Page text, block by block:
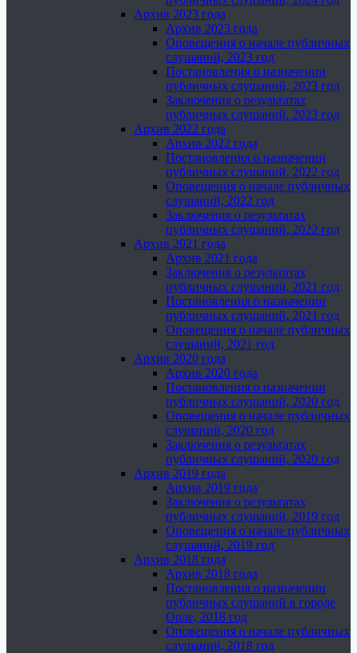
Архив 2023 года
Архив 2023 года
Оповещения о начале публичных
слушаний, 2023 год
Постановления о назначении
публичных слушаний, 2023 год
Заключения о результатах
публичных слушаний, 2023 год
Архив 2022 года
Архив 2022 года
Постановления о назначении
публичных слушаний, 2022 год
Оповещения о начале публичных
слушаний, 2022 год
Заключения о результатах
публичных слушаний, 2022 год
Архив 2021 года
Архив 2021 года
Заключения о результатах
публичных слушаний, 2021 год
Постановления о назначении
публичных слушаний, 2021 год
Оповещения о начале публичных
слушаний, 2021 год
Архив 2020 года
Архив 2020 года
Постановления о назначении
публичных слушаний, 2020 год
Оповещения о начале публичных
слушаний, 2020 год
Заключения о результатах
публичных слушаний, 2020 год
Архив 2019 года
Архив 2019 года
Заключения о результатах
публичных слушаний, 2019 год
Оповещения о начале публичных
слушаний, 2019 год
Архив 2018 года
Архив 2018 года
Постановления о назначении
публичных слушаний в городе
Орле, 2018 год
Оповещения о начале публичных
слушаний, 2018 год